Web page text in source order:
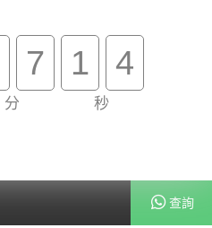
查詢
在線客服支援
7
分
1 3
秒